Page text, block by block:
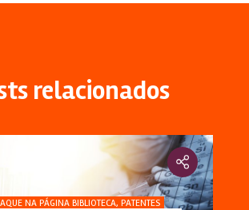
relacionados
NA PÁGINA BIBLIOTECA, PATENTES